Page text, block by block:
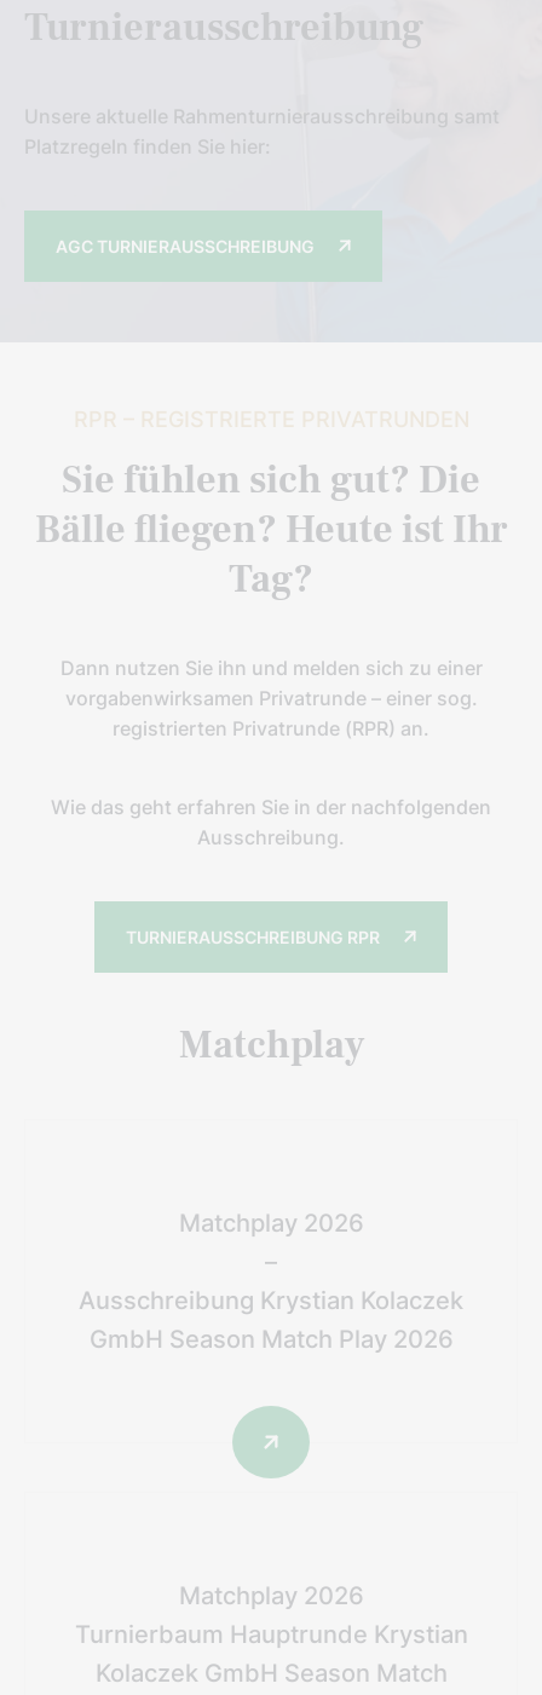
Turnierausschreibung
Unsere aktuelle Rahmenturnierausschreibung samt
Platzregeln finden Sie hier:
AGC TURNIERAUSSCHREIBUNG
RPR – REGISTRIERTE PRIVATRUNDEN
Sie fühlen sich gut? Die
Bälle fliegen? Heute ist Ihr
Tag?
Dann nutzen Sie ihn und melden sich zu einer
vorgabenwirksamen Privatrunde – einer sog.
registrierten Privatrunde (RPR) an.
Wie das geht erfahren Sie in der nachfolgenden
Ausschreibung.
TURNIERAUSSCHREIBUNG RPR
Matchplay
Matchplay 2026
–
Ausschreibung Krystian Kolaczek
GmbH Season Match Play 2026
Matchplay 2026
Turnierbaum Hauptrunde Krystian
Kolaczek GmbH Season Match